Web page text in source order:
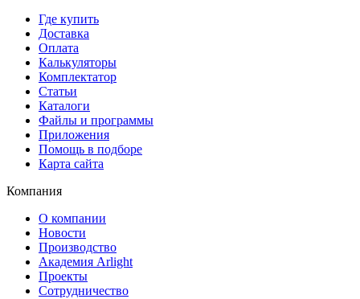
Где купить
Доставка
Оплата
Калькуляторы
Комплектатор
Статьи
Каталоги
Файлы и программы
Приложения
Помощь в подборе
Карта сайта
Компания
О компании
Новости
Производство
Академия Arlight
Проекты
Сотрудничество